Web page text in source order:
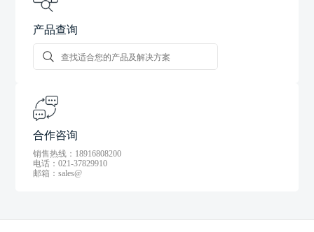
产品查询
合作咨询
销售热线：18916808200
电话：021-37829910
邮箱：sales@